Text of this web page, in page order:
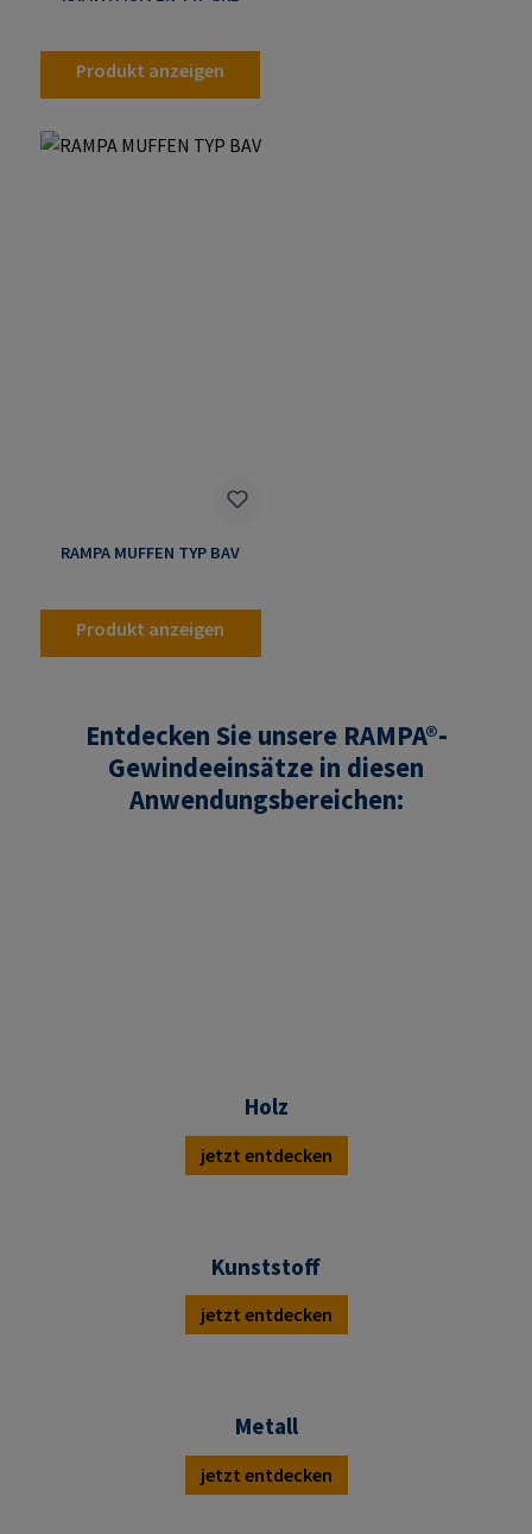
Produkt anzeigen
RAMPA MUFFEN TYP BAV
Produkt anzeigen
Entdecken Sie unsere RAMPA®-
Gewindeeinsätze in diesen
Anwendungsbereichen:
Holz
jetzt entdecken
Kunststoff
jetzt entdecken
Metall
jetzt entdecken